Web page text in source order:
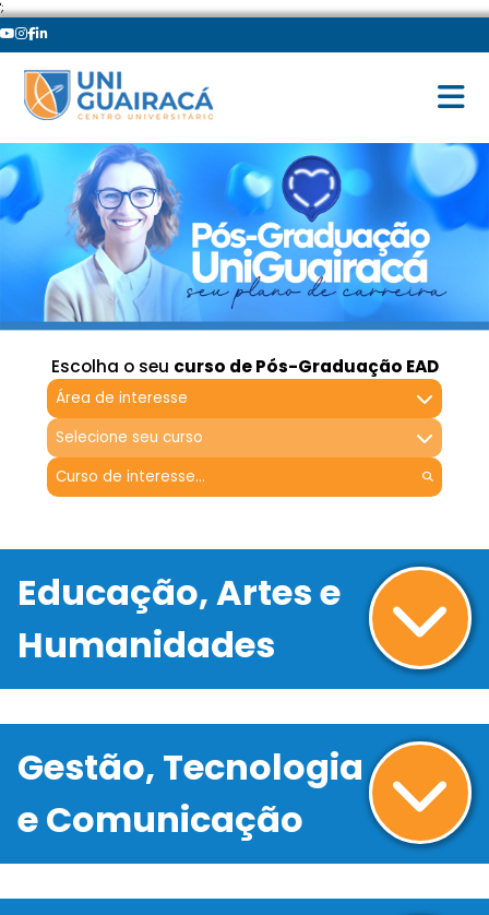
';
Escolha o seu curso de Pós-Graduação EAD
Área de interesse
Selecione seu curso
Educação, Artes e
Humanidades
Gestão, Tecnologia
e Comunicação